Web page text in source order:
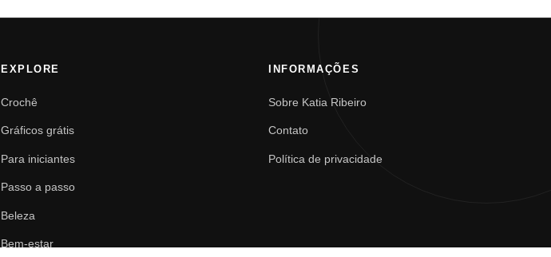
EXPLORE
Crochê
Gráficos grátis
Para iniciantes
Passo a passo
Beleza
Bem-estar
INFORMAÇÕES
Sobre Katia Ribeiro
Contato
Política de privacidade